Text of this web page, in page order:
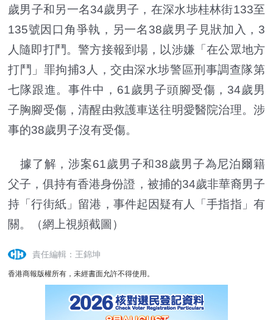
歲男子和另一名34歲男子，在深水埗桂林街133至
135號因口角爭執，另一名38歲男子見狀加入，3
人隨即打鬥。警方接報到場，以涉嫌「在公眾地方
打鬥」罪拘捕3人，交由深水埗警區刑事調查隊第
七隊跟進。事件中，61歲男子頭腳受傷，34歲男
子胸腳受傷，清醒由救護車送往明愛醫院治理。涉
事的38歲男子沒有受傷。
據了解，涉案61歲男子和38歲男子為尼泊爾籍
父子，俱持有香港身份證，被捕的34歲非華裔男子
持「行街紙」留港，事件起因疑有人「手指指」有
關。
（網上視頻截圖）
責任編輯：王錦坤
香港商報版權所有，未經書面允許不得使用。